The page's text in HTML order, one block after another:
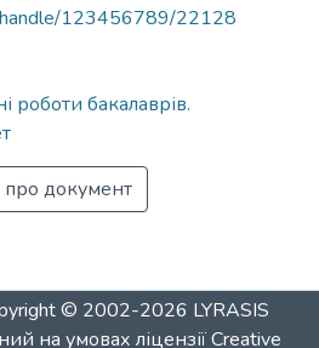
handle/123456789/22128
роботи бакалаврів.
документ
© 2002-2026 LYRASIS
на умовах ліцензіїCreative